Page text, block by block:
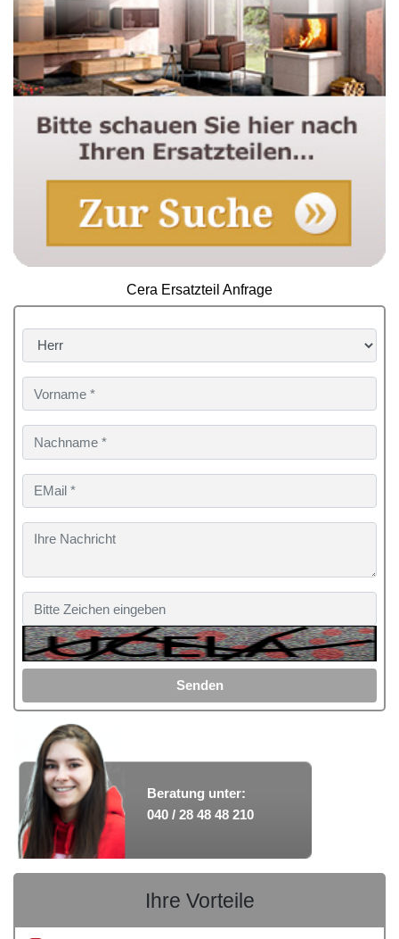
Cera Ersatzteil Anfrage
Senden
Beratung unter:
040 / 28 48 48 210
Ihre Vorteile